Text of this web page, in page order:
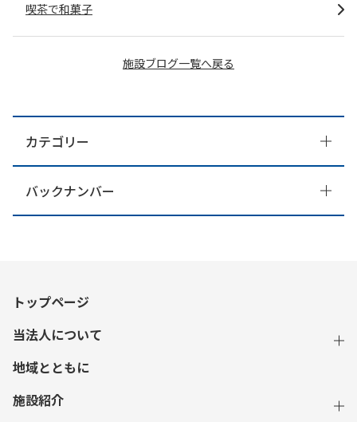
施設ブログ一覧へ戻る
喫茶で和菓子
カテゴリー
バックナンバー
トップページ
当法人について
地域とともに
施設紹介